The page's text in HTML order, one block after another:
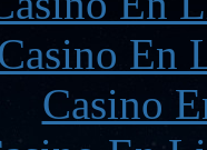
En
Casino